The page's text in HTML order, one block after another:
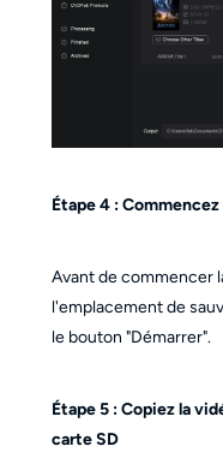
Étape 4 :
Avant de commencer
l'emplacement de
le bouton "Démarrer".
Étape 5 : Copiez la
carte SD